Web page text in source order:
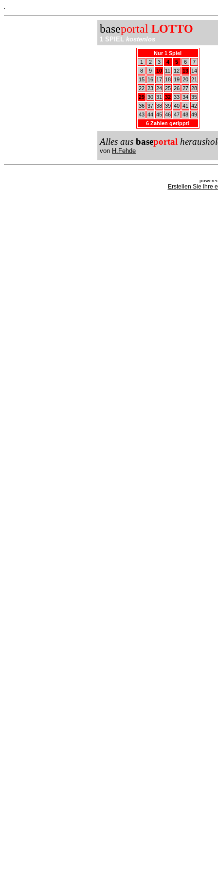
baseportal LOTTO
1 SPIEL kostenlos
Nur 1 Spiel
1
2 3 4 5 6
7
8
9 10 11 12 13
14
15
16 17 18 19 20 21
22 23 24 25 26 27 28
29 30 31 32 33 34 35
36 37 38 39 40 41
42
43 44 45 46 47 48 49
6 Zahlen getippt!
Alles aus baseportal
von H.Fehde
Erstellen Sie Ihre